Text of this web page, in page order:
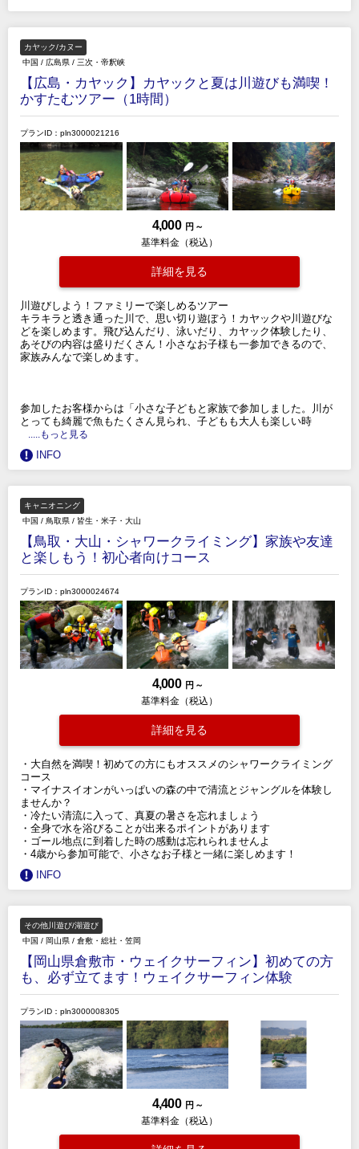
カヤック/カヌー
中国 / 広島県 / 三次・帝釈峡
【広島・カヤック】カヤックと夏は川遊びも満喫！
かすたむツアー（1時間）
プランID：pln3000021216
4,000 円 ～
基準料金（税込）
詳細を見る
川遊びしよう！ファミリーで楽しめるツアー
キラキラと透き通った川で、思い切り遊ぼう！カヤックや川遊びな
どを楽しめます。飛び込んだり、泳いだり、カヤック体験したり、
あそびの内容は盛りだくさん！小さなお子様も一参加できるので、
家族みんなで楽しめます。
参加したお客様からは「小さな子どもと家族で参加しました。川が
とっても綺麗で魚もたくさん見られ、子どもも大人も楽しい時
.....もっと見る
INFO
キャニオニング
中国 / 鳥取県 / 皆生・米子・大山
【鳥取・大山・シャワークライミング】家族や友達
と楽しもう！初心者向けコース
プランID：pln3000024674
4,000 円 ～
基準料金（税込）
詳細を見る
・大自然を満喫！初めての方にもオススメのシャワークライミング
コース
・マイナスイオンがいっぱいの森の中で清流とジャングルを体験し
ませんか？
・冷たい清流に入って、真夏の暑さを忘れましょう
・全身で水を浴びることが出来るポイントがあります
・ゴール地点に到着した時の感動は忘れられませんよ
・4歳から参加可能で、小さなお子様と一緒に楽しめます！
INFO
その他川遊び/湖遊び
中国 / 岡山県 / 倉敷・総社・笠岡
【岡山県倉敷市・ウェイクサーフィン】初めての方
も、必ず立てます！ウェイクサーフィン体験
プランID：pln3000008305
4,400 円 ～
基準料金（税込）